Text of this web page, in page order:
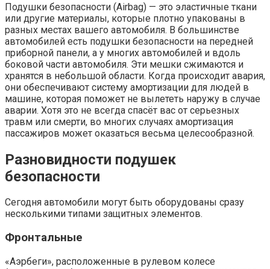
Подушки безопасности (Airbag) — это эластичные ткани
или другие материалы, которые плотно упакованы в
разных местах вашего автомобиля. В большинстве
автомобилей есть подушки безопасности на передней
приборной панели, а у многих автомобилей и вдоль
боковой части автомобиля. Эти мешки сжимаются и
хранятся в небольшой области. Когда происходит авария,
они обеспечивают систему амортизации для людей в
машине, которая поможет не вылететь наружу в случае
аварии. Хотя это не всегда спасёт вас от серьезных
травм или смерти, во многих случаях амортизация
пассажиров может оказаться весьма целесообразной.
Разновидности подушек
безопасности
Сегодня автомобили могут быть оборудованы сразу
несколькими типами защитных элементов.
Фронтальные
«Аэрбеги», расположенные в рулевом колесе